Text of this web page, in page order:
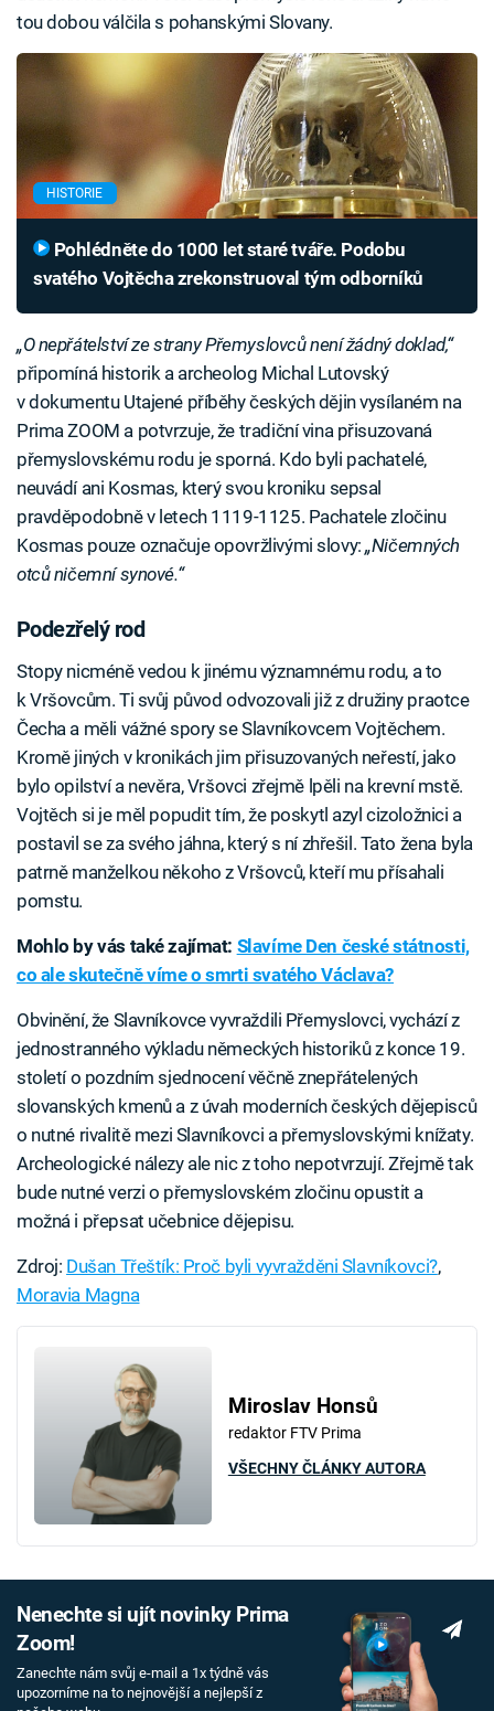
tou dobou válčila s pohanskými Slovany.
HISTORIE
svatého Vojtěcha zrekonstruoval tým odborníků
„O nepřátelství ze strany Přemyslovců není žádný doklad,“
připomíná historik a archeolog Michal Lutovský
v dokumentu Utajené příběhy českých dějin vysílaném na
Prima ZOOM a potvrzuje, že tradiční vina přisuzovaná
přemyslovskému rodu je sporná. Kdo byli pachatelé,
neuvádí ani Kosmas, který svou kroniku sepsal
pravděpodobně v letech 1119-1125. Pachatele zločinu
Kosmas pouze označuje opovržlivými slovy:„Ničemných
otců ničemní synové.“
Podezřelý rod
Stopy nicméně vedou k jinému významnému rodu, a to
k Vršovcům. Ti svůj původ odvozovali již z družiny praotce
Čecha a měli vážné spory se Slavníkovcem Vojtěchem.
Kromě jiných v kronikách jim přisuzovaných neřestí, jako
bylo opilství a nevěra, Vršovci zřejmě lpěli na krevní mstě.
Vojtěch si je měl popudit tím, že poskytl azyl cizoložnici a
postavil se za svého jáhna, který s ní zhřešil. Tato žena byla
patrně manželkou někoho z Vršovců, kteří mu přísahali
pomstu.
Mohlo by vás také zajímat: Slavíme Den české státnosti,
co ale skutečně víme o smrti svatého Václava?
Obvinění, že Slavníkovce vyvraždili Přemyslovci, vychází z
jednostranného výkladu německých historiků z konce 19.
století o pozdním sjednocení věčně znepřátelených
slovanských kmenů a z úvah moderních českých dějepisců
o nutné rivalitě mezi Slavníkovci a přemyslovskými knížaty.
Archeologické nálezy ale nic z toho nepotvrzují. Zřejmě tak
bude nutné verzi o přemyslovském zločinu opustit a
možná i přepsat učebnice dějepisu.
Zdroj: Dušan Třeštík: Proč byli vyvražděni Slavníkovci?,
Moravia Magna
Miroslav Honsů
redaktor FTV Prima
VŠECHNY ČLÁNKY AUTORA
Nenechte si ujít novinky Prima
Zoom!
Zanechte nám svůj e-mail a 1x týdně vás
upozorníme na to nejnovější a nejlepší z